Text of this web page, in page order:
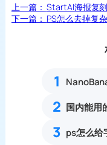
上一篇： StartAI海报复
下一篇： PS怎么去掉复
1
2
3